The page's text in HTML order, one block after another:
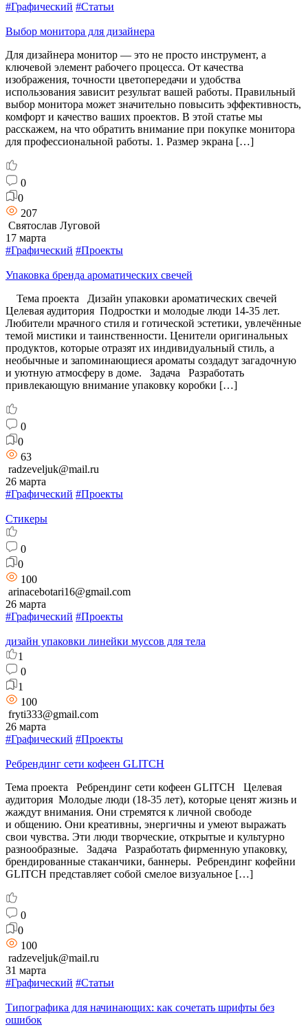
#Графический #Статьи
Выбор монитора для дизайнера
Для дизайнера монитор — это не просто инструмент, а
ключевой элемент рабочего процесса. От качества
изображения, точности цветопередачи и удобства
использования зависит результат вашей работы. Правильный
выбор монитора может значительно повысить эффективность,
комфорт и качество ваших проектов. В этой статье мы
расскажем, на что обратить внимание при покупке монитора
для профессиональной работы. 1. Размер экрана […]
0
0
207
Святослав Луговой
17 марта
#Графический #Проекты
Упаковка бренда ароматических свечей
Тема проекта Дизайн упаковки ароматических свечей
Целевая аудитория Подростки и молодые люди 14-35 лет.
Любители мрачного стиля и готической эстетики, увлечённые
темой мистики и таинственности. Ценители оригинальных
продуктов, которые отразят их индивидуальный стиль, а
необычные и запоминающиеся ароматы создадут загадочную
и уютную атмосферу в доме. Задача Разработать
привлекающую внимание упаковку коробки […]
0
0
63
radzeveljuk@mail.ru
26 марта
#Графический #Проекты
Стикеры
0
0
100
arinacebotari16@gmail.com
26 марта
#Графический #Проекты
дизайн упаковки линейки муссов для тела
1
0
1
100
fryti333@gmail.com
26 марта
#Графический #Проекты
Ребрендинг сети кофеен GLITCH
Тема проекта Ребрендинг сети кофеен GLITCH Целевая
аудитория Молодые люди (18-35 лет), которые ценят жизнь и
жаждут внимания. Они стремятся к личной свободе
и общению. Они креативны, энергичны и умеют выражать
свои чувства. Эти люди творческие, открытые и культурно
разнообразные. Задача Разработать фирменную упаковку,
брендированные стаканчики, баннеры. Ребрендинг кофейни
GLITCH представляет собой смелое визуальное […]
0
0
100
radzeveljuk@mail.ru
31 марта
#Графический #Статьи
Типографика для начинающих: как сочетать шрифты без
ошибок